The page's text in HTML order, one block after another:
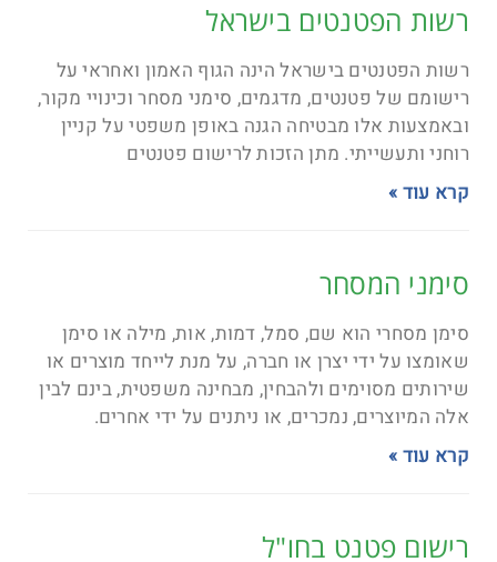
רשות הפטנטים בישראל
רשות הפטנטים בישראל הינה הגוף האמון ואחראי על
רישומם של פטנטים, מדגמים, סימני מסחר וכינויי מקור,
ובאמצעות אלו מבטיחה הגנה באופן משפטי על קניין
רוחני ותעשייתי. מתן הזכות לרישום פטנטים
קרא עוד »
סימני המסחר
סימן מסחרי הוא שם, סמל, דמות, אות, מילה או סימן
שאומצו על ידי יצרן או חברה, על מנת לייחד מוצרים או
שירותים מסוימים ולהבחין, מבחינה משפטית, בינם לבין
אלה המיוצרים, נמכרים, או ניתנים על ידי אחרים.
קרא עוד »
רישום פטנט בחו"ל